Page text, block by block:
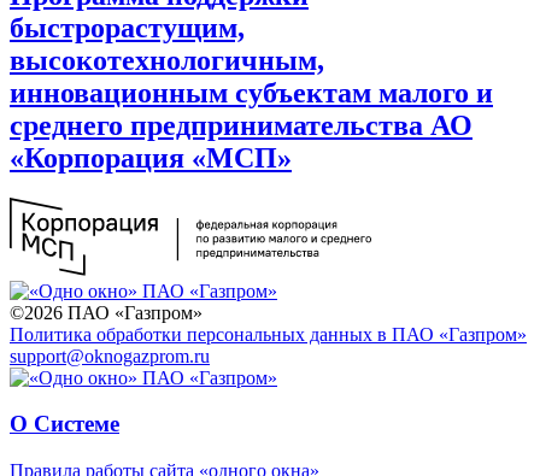
быстрорастущим,
высокотехнологичным,
инновационным субъектам малого и
среднего предпринимательства АО
«Корпорация «МСП»
©2026 ПАО «Газпром»
Политика обработки персональных данных в ПАО «Газпром»
support@oknogazprom.ru
О Системе
Правила работы сайта «одного окна»